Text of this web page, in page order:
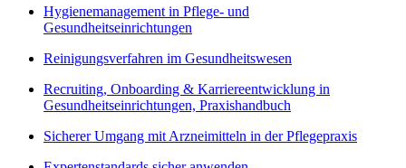
Hygienemanagement in Pflege- und
Gesundheitseinrichtungen
Reinigungsverfahren im Gesundheitswesen
Recruiting, Onboarding & Karriereentwicklung in
Gesundheitseinrichtungen, Praxishandbuch
Sicherer Umgang mit Arzneimitteln in der Pflegepraxis